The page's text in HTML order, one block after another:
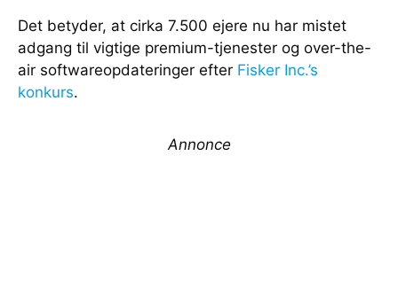
Det betyder, at cirka 7.500 ejere nu har mistet
adgang til vigtige premium-tjenester og over-the-
air softwareopdateringer efter Fisker Inc.’s
konkurs.
Annonce